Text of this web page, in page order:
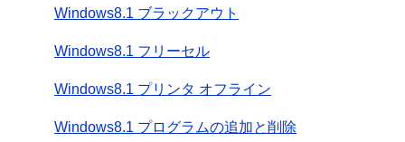
Windows8.1 ブラックアウト
Windows8.1 フリーセル
Windows8.1 プリンタ オフライン
Windows8.1 プログラムの追加と削除